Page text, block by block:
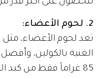
للحصول على أكبر قدر
2. لحوم الأعضاء:
تعد لحوم الأعضاء،
الغنية بالكولين،